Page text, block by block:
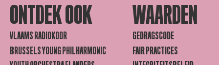
ONTDEK OOK
VLAAMS RADIOKOOR
BRUSSELS YOUNG PHILHARMONIC
WAARDEN
GEDRAGSCODE
FAIR PRACTICES